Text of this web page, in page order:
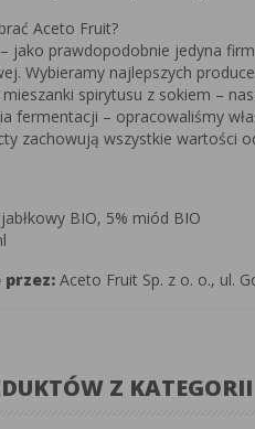
Aceto Fruit?
jako prawdopodobnie jedyna
Wybieramy najlepszych
spirytusu z sokiem –
fermentacji – opracowaliśmy
zachowują wszystkie wartości
BIO, 5% miód BIO
Aceto Fruit Sp. z o. o., ul.
Z KATEGORII